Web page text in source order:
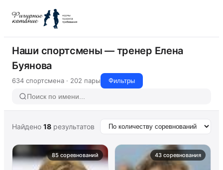
Наши спортсмены — тренер Елена
Буянова
634 спортсмена · 202 пары Фильтры
Найдено 18 результатов
85 соревнований 43 соревнования